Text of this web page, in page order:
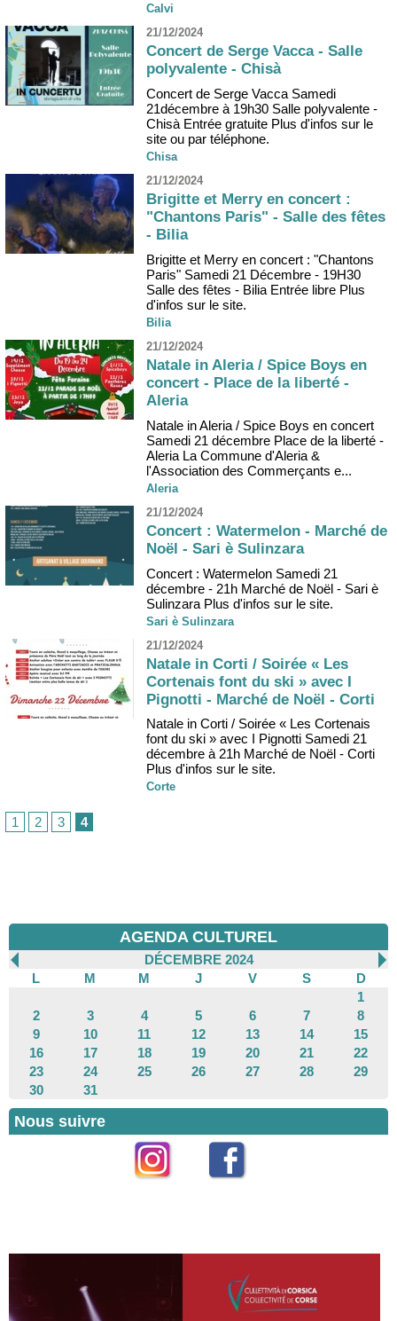
Calvi
21/12/2024
Concert de Serge Vacca - Salle
polyvalente - Chisà
Concert de Serge Vacca Samedi
21décembre à 19h30 Salle polyvalente -
Chisà Entrée gratuite Plus d'infos sur le
site ou par téléphone.
Chisa
21/12/2024
Brigitte et Merry en concert :
"Chantons Paris" - Salle des fêtes
- Bilia
Brigitte et Merry en concert : "Chantons
Paris" Samedi 21 Décembre - 19H30
Salle des fêtes - Bilia Entrée libre Plus
d'infos sur le site.
Bilia
21/12/2024
Natale in Aleria / Spice Boys en
concert - Place de la liberté -
Aleria
Natale in Aleria / Spice Boys en concert
Samedi 21 décembre Place de la liberté -
Aleria La Commune d'Aleria &
l'Association des Commerçants e...
Aleria
21/12/2024
Concert : Watermelon - Marché de
Noël - Sari è Sulinzara
Concert : Watermelon Samedi 21
décembre - 21h Marché de Noël - Sari è
Sulinzara Plus d'infos sur le site.
Sari è Sulinzara
21/12/2024
Natale in Corti / Soirée « Les
Cortenais font du ski » avec I
Pignotti - Marché de Noël - Corti
Natale in Corti / Soirée « Les Cortenais
font du ski » avec I Pignotti Samedi 21
décembre à 21h Marché de Noël - Corti
Plus d'infos sur le site.
Corte
1 2 3 4
AGENDA CULTUREL
DÉCEMBRE 2024
L
M M J V S
D
1
2
3 4 5 6 7
8
9
10 11 12 13 14
15
16
17 18 19 20 21
22
23
24 25 26 27 28
29
30
31
Nous suivre